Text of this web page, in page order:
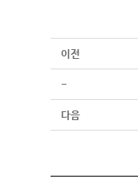
이전
-
다음